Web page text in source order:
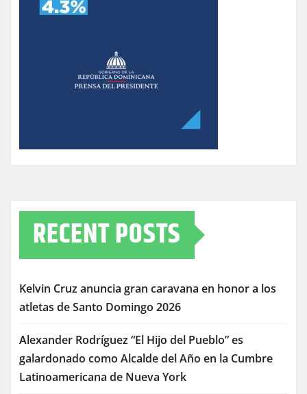
RECENT POSTS
Kelvin Cruz anuncia gran caravana en honor a los
atletas de Santo Domingo 2026
Alexander Rodríguez “El Hijo del Pueblo” es
galardonado como Alcalde del Año en la Cumbre
Latinoamericana de Nueva York